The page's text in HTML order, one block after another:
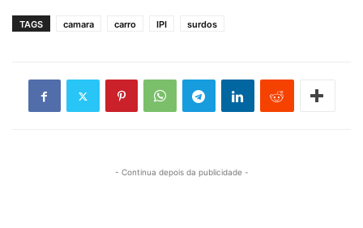
TAGS camara carro IPI surdos
- Continua depois da publicidade -